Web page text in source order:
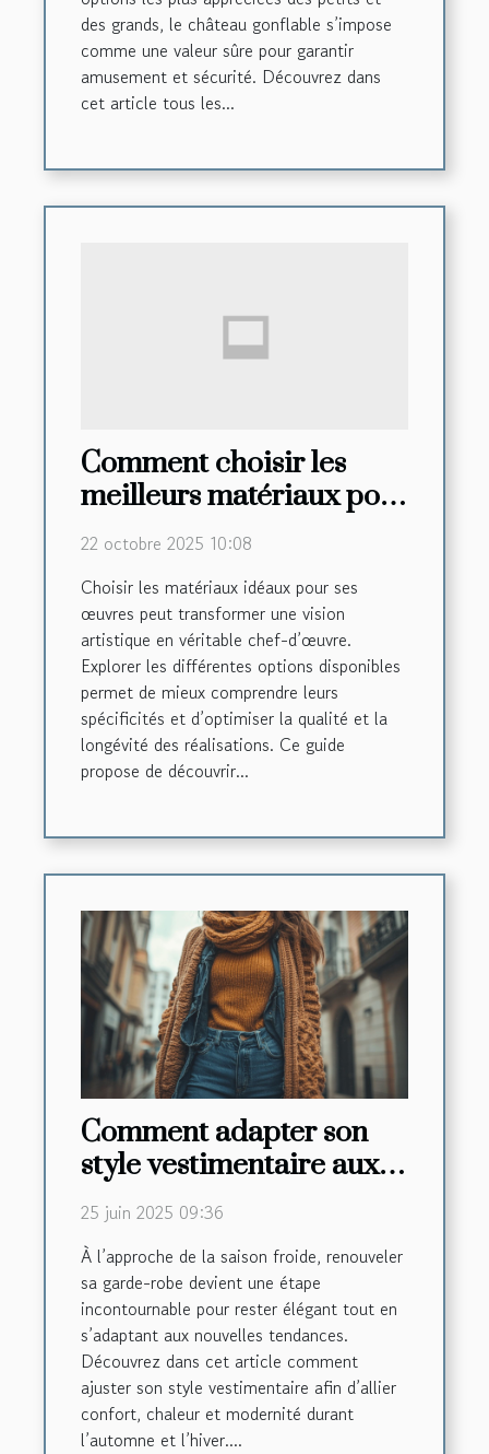
des grands, le château gonflable s’impose
comme une valeur sûre pour garantir
amusement et sécurité. Découvrez dans
cet article tous les...
Comment choisir les
meilleurs matériaux pour
vos créations artistiques
?
22 octobre 2025 10:08
Choisir les matériaux idéaux pour ses
œuvres peut transformer une vision
artistique en véritable chef-d’œuvre.
Explorer les différentes options disponibles
permet de mieux comprendre leurs
spécificités et d’optimiser la qualité et la
longévité des réalisations. Ce guide
propose de découvrir...
Comment adapter son
style vestimentaire aux
tendances automne-
hiver
25 juin 2025 09:36
À l’approche de la saison froide, renouveler
sa garde-robe devient une étape
incontournable pour rester élégant tout en
s’adaptant aux nouvelles tendances.
Découvrez dans cet article comment
ajuster son style vestimentaire afin d’allier
confort, chaleur et modernité durant
l’automne et l’hiver....